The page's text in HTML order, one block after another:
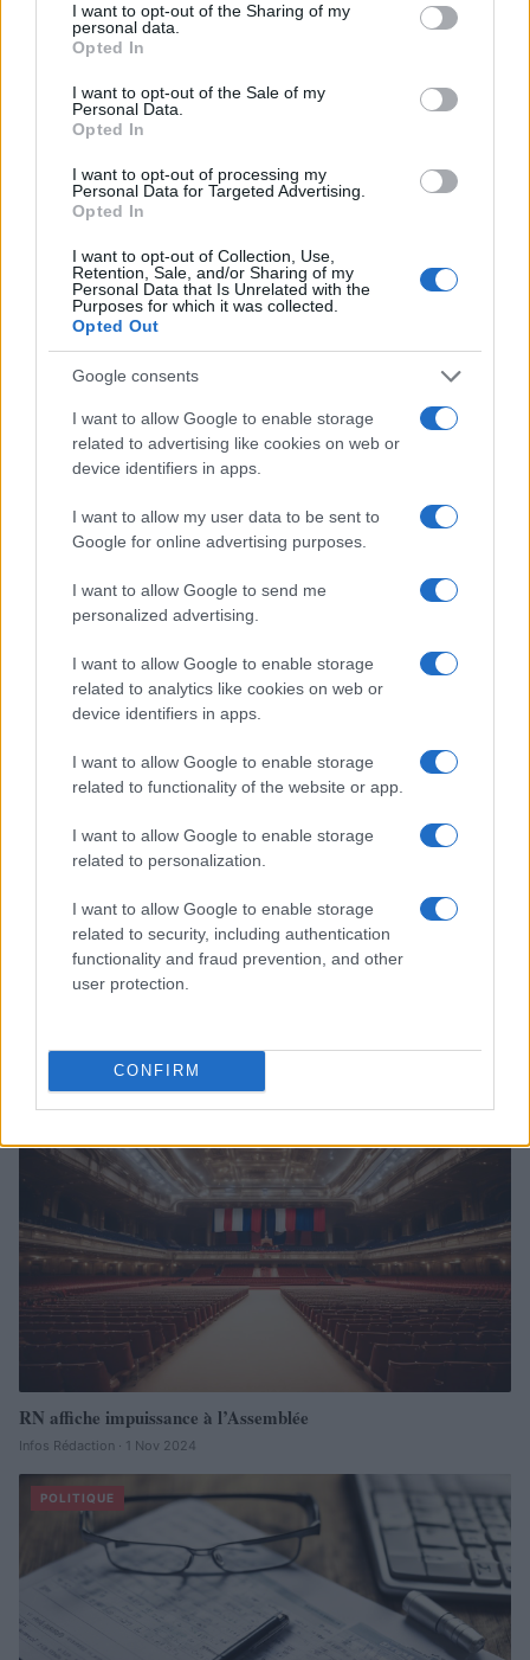
not limited to your visit or usage behaviour. You may click to
grant or deny consent to Google and its third-party tags to
use your data for below specified purposes in below Google
consent section.
I want to opt-out of the Sharing of my
personal data.
Opted In
I want to opt-out of the Sale of my
Personal Data.
Opted In
I want to opt-out of processing my
Personal Data for Targeted Advertising.
Opted In
I want to opt-out of Collection, Use,
Retention, Sale, and/or Sharing of my
Personal Data that Is Unrelated with the
Purposes for which it was collected.
Opted Out
Google consents
I want to allow Google to enable storage
related to advertising like cookies on web or
device identifiers in apps.
I want to allow my user data to be sent to
Google for online advertising purposes.
I want to allow Google to send me
personalized advertising.
I want to allow Google to enable storage
related to analytics like cookies on web or
device identifiers in apps.
I want to allow Google to enable storage
related to functionality of the website or app.
I want to allow Google to enable storage
related to personalization.
I want to allow Google to enable storage
related to security, including authentication
functionality and fraud prevention, and other
user protection.
CONFIRM
Il a annoncé qu’une commission examinerait la question
pour que la Chambre puisse finalement se prononcer après
avoir été saisie par la députée Alex Davies-Jones d’un
événement qui l’avait laissée, avec d’autres mères,
extrêmement inquiète.
AUTEUR
Ra Mi
RN affiche impuissance à l’Assemblée
Infos Rédaction · 1 Nov 2024
POLITIQUE